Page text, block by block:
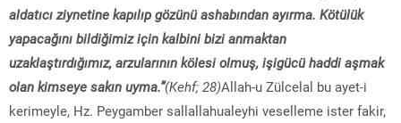
aldatıcı ziynetine kapılıp gözünü ashabından ayırma. Kötülük
yapacağını bildiğimiz için kalbini bizi anmaktan
uzaklaştırdığımız, arzularının kölesi olmuş, işigücü haddi aşmak
olan kimseye sakın uyma.”(Kehf; 28)Allah-u Zülcelal bu ayet-i
kerimeyle, Hz. Peygamber sallallahualeyhi veselleme ister fakir,